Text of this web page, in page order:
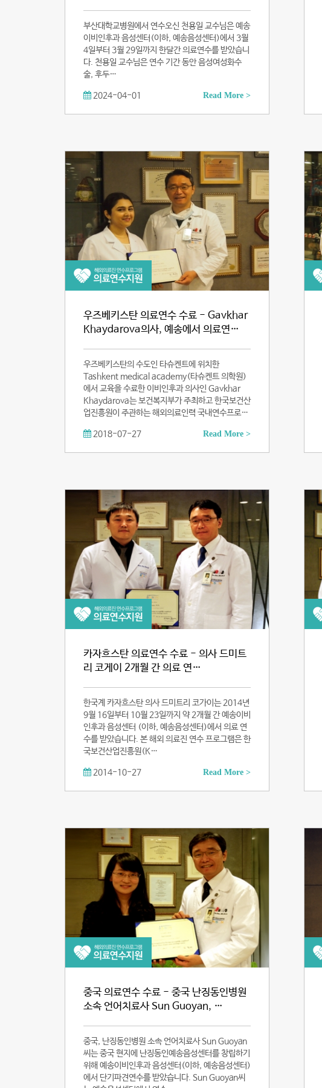
부산대학교병원에서 연수오신 천용일 교수님은 예송
이비인후과 음성센터(이하, 예송음성센터)에서 3월
4일부터 3월 29일까지 한달간 의료연수를 받았습니
다. 천용일 교수님은 연수 기간 동안 음성여성화수
술, 후두…
2024-04-01 Read More >
우즈베키스탄 의료연수 수료 - Gavkhar
Khaydarova의사, 예송에서 의료연…
우즈베키스탄의 수도인 타슈켄트에 위치한
Tashkent medical academy(타슈켄트 의학원)
에서 교육을 수료한 이비인후과 의사인 Gavkhar
Khaydarova는 보건복지부가 주최하고 한국보건산
업진흥원이 주관하는 해외의료인력 국내연수프로…
2018-07-27 Read More >
카자흐스탄 의료연수 수료 - 의사 드미트
리 코게이 2개월 간 의료 연…
한국계 카자흐스탄 의사 드미트리 코가이는 2014년
9월 16일부터 10월 23일까지 약 2개월 간 예송이비
인후과 음성센터 (이하, 예송음성센터)에서 의료 연
수를 받았습니다. 본 해외 의료진 연수 프로그램은 한
국보건산업진흥원(K…
2014-10-27 Read More >
중국 의료연수 수료 - 중국 난징동인병원
소속 언어치료사 Sun Guoyan, …
중국, 난징동인병원 소속 언어치료사 Sun Guoyan
씨는 중국 현지에 난징동인예송음성센터를 창립하기
위해 예송이비인후과 음성센터(이하, 예송음성센터)
에서 단기파견연수를 받았습니다. Sun Guoyan씨